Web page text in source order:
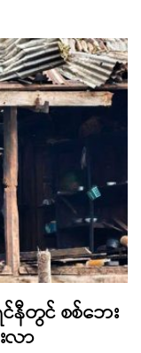
င်နီတွင် စစ်ဘေး
လာ